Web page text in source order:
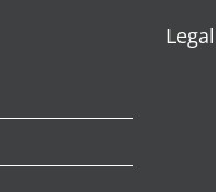
Legal